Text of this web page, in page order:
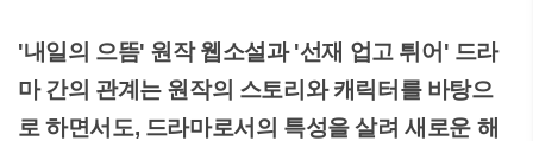
'내일의 으뜸' 원작 웹소설과 '선재 업고 튀어' 드라
마 간의 관계는 원작의 스토리와 캐릭터를 바탕으
로 하면서도, 드라마로서의 특성을 살려 새로운 해